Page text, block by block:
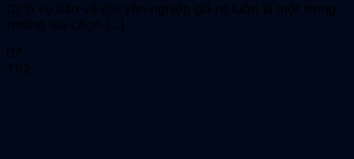
Dịch vụ bảo vệ chuyên nghiệp giá rẻ luôn là một trong
những lựa chọn [...]
07
Th2